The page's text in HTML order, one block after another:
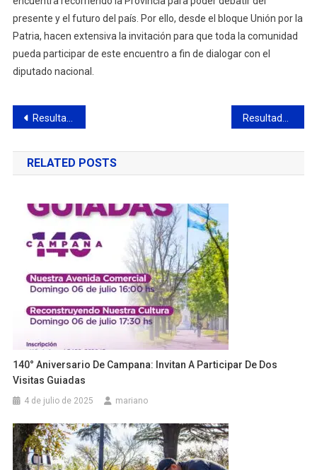
presente y el futuro del país. Por ello, desde el bloque Unión por la
Patria, hacen extensiva la invitación para que toda la comunidad
pueda participar de este encuentro a fin de dialogar con el
diputado nacional.
Navegación
de
entradas
Resultados del handball del CBC Resultados del básquet del CBC
RELATED POSTS
140° Aniversario De Campana: Invitan A Participar De Dos
Visitas Guiadas
4 de julio de 2025 mariano